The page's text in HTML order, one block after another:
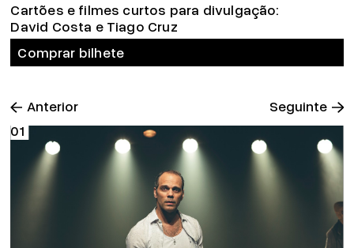
Cartões e filmes curtos para divulgação
David Costa e Tiago Cruz
Comprar bilhete
Anterior Seguinte